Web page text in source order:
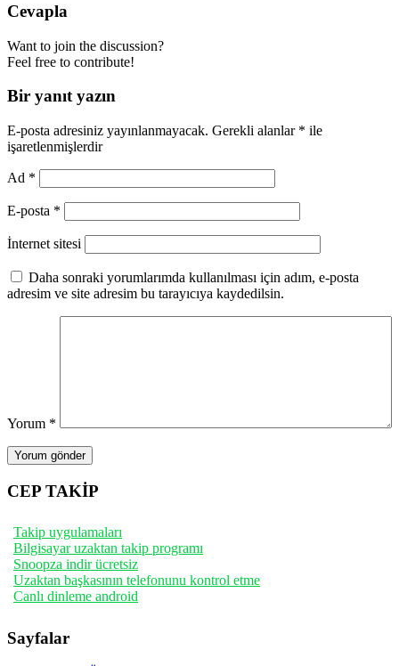
Cevapla
Want to join the discussion?
Feel free to contribute!
Bir yanıt yazın
E-posta adresiniz yayınlanmayacak. Gerekli alanlar * ile
işaretlenmişlerdir
Ad *
E-posta *
İnternet sitesi
Daha sonraki yorumlarımda kullanılması için adım, e-posta
adresim ve site adresim bu tarayıcıya kaydedilsin.
Yorum *
CEP TAKİP
Takip uygulamaları
Bilgisayar uzaktan takip programı
Snoopza indir ücretsiz
Uzaktan başkasının telefonunu kontrol etme
Canlı dinleme android
Sayfalar